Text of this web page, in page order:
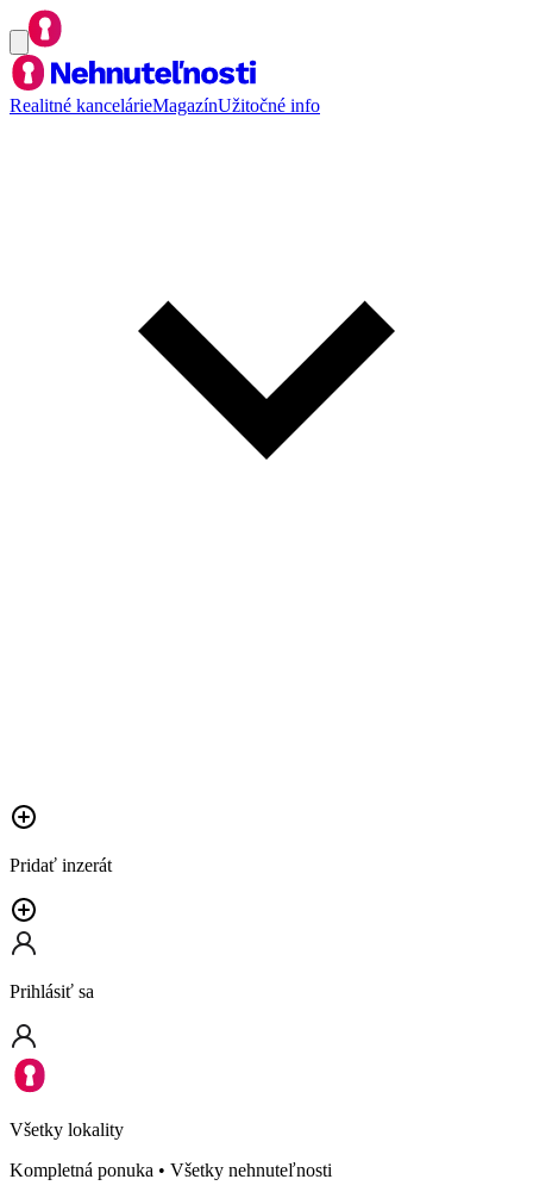
Realitné kancelárieMagazínUžitočné info
Pridať inzerát
Prihlásiť sa
Všetky lokality
Kompletná ponuka • Všetky nehnuteľnosti